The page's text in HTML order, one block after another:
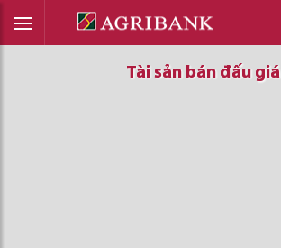
Tài sản bán đấu giá
Tài sản bán đấu giá
Tài sản bán đấu giá